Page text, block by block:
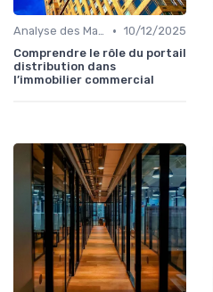
Analyse des Marchés Locaux et Globaux • 10/12/2025
Comprendre le rôle du portail
distribution dans
l’immobilier commercial